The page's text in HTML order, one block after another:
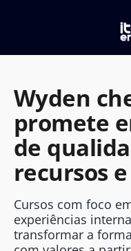
o
Wyden
promete
de
recursos
Cursos com foco
experiências
transformar a